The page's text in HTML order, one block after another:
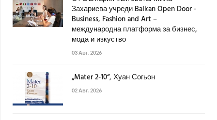
Захариева учреди Balkan Open Door -
Business, Fashion and Art –
международна платформа за бизнес,
мода и изкуство
03 Авг. 2026
„Mater 2-10“, Хуан Согьон
02 Авг. 2026